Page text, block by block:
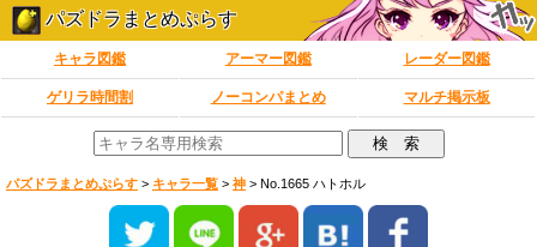
パズドラまとめぷらす
キャラ図鑑 アーマー図鑑 レーダー図鑑
ゲリラ時間割 ノーコンパまとめ マルチ掲示板
パズドラまとめぷらす > キャラ一覧 > 神 > No.1665 ハトホル